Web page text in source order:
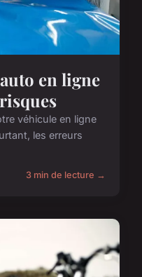
en ligne
véhicule en ligne
les erreurs
3 min de lecture →